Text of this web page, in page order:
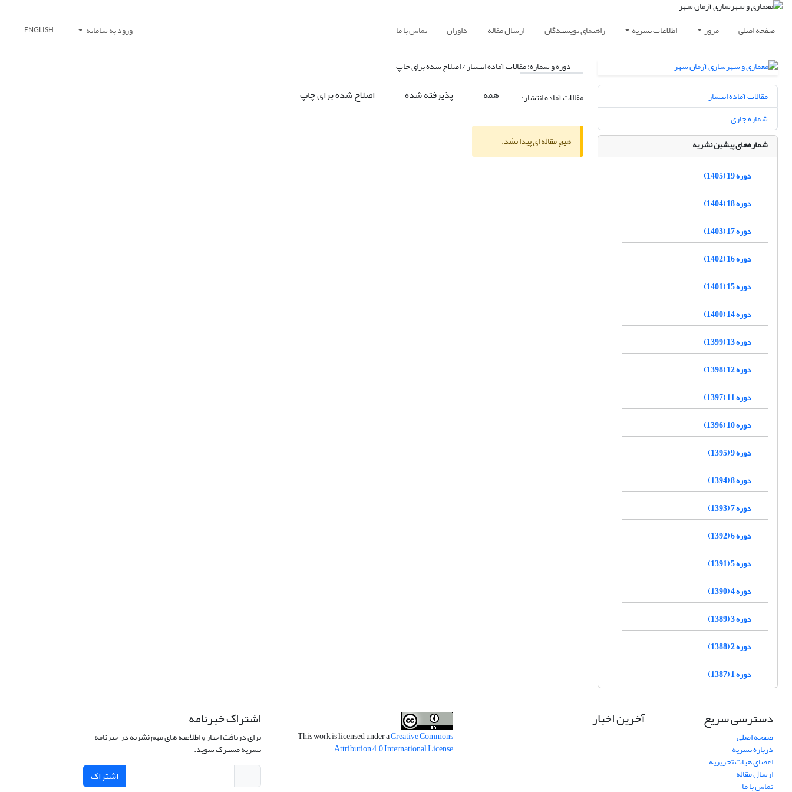
صفحه اصلی مرور اطلاعات نشریه راهنمای نویسندگان ارسال مقاله داوران تماس با ما ورود به سامانه ENGLISH
دوره و شماره:مقالات آماده انتشار / اصلاح شده برای چاپ
مقالات آماده انتشار:
همه پذیرفته شده اصلاح شده برای چاپ
هیچ مقاله ای پیدا نشد.
مقالات آماده انتشار
شماره جاری
شماره‌های پیشین نشریه
دوره 19 (1405)
دوره 18 (1404)
دوره 17 (1403)
دوره 16 (1402)
دوره 15 (1401)
دوره 14 (1400)
دوره 13 (1399)
دوره 12 (1398)
دوره 11 (1397)
دوره 10 (1396)
دوره 9 (1395)
دوره 8 (1394)
دوره 7 (1393)
دوره 6 (1392)
دوره 5 (1391)
دوره 4 (1390)
دوره 3 (1389)
دوره 2 (1388)
دوره 1 (1387)
دسترسی سریع
صفحه اصلی
درباره نشریه
اعضای هیات تحریریه
ارسال مقاله
تماس با ما
آخرین اخبار
This work is licensed under aCreative Commons
Attribution 4.0 International License
.
اشتراک خبرنامه
برای دریافت اخبار و اطلاعیه های مهم نشریه در خبرنامه
نشریه مشترک شوید.
اشتراک